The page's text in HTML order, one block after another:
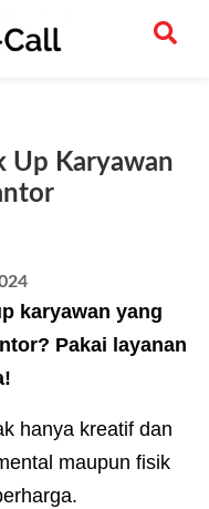
Up Karyawan
karyawan yang
Pakai layanan
hanya kreatif dan
maupun fisik